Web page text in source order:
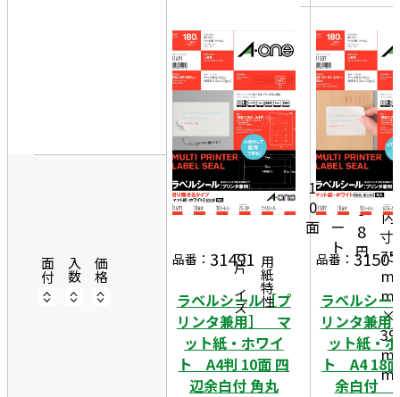
面付 入数 価格 一片サイズ用紙特性
品番： 31491
ラベルシール［プ
リンタ兼用］ マ
ット紙・ホワイ
ト A4判 10面 四
辺余白付 角丸
1
0
面
1
8
シ
ー
ト
1,
2
9
8
円
寸:
91
m
m
×
55
m
m
内
寸:
75
m
m
×
39
m
m
品番： 31507
ラベルシー
リンタ兼
ット紙・
ト A4 18
余白付